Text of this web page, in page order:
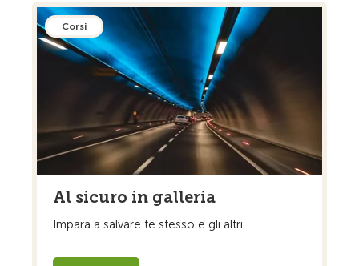
Corsi
Al sicuro in galleria
Impara a salvare te stesso e gli altri.